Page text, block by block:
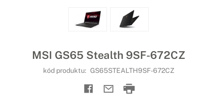
MSI GS65 Stealth 9SF-672CZ
kód produktu: GS65STEALTH9SF-672CZ